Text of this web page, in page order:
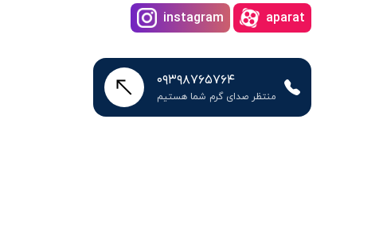
aparat
instagram
۰۹۳۹۸۷۶۵۷۶۴
منتظر صدای گرم شما هستیم